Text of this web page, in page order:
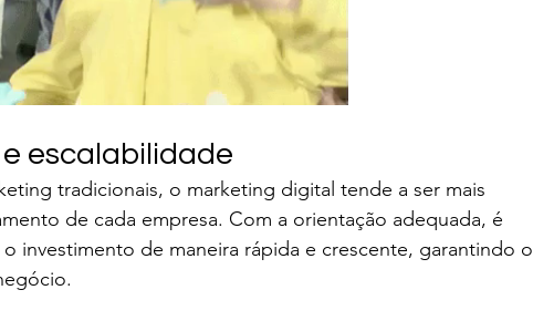
escalabilidade
tradicionais, o marketing digital tende a ser mais
de cada empresa. Com a orientação adequada, é
investimento de maneira rápida e crescente, garantindo o